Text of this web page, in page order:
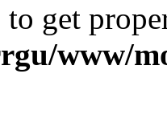
get
www/